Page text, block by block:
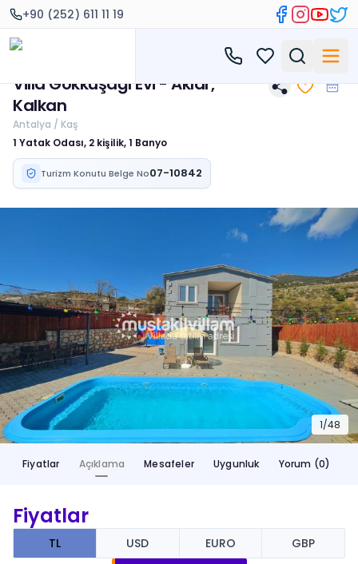
+90 (252) 611 11 19
Villa Gökkuşağı Evi - Aklar,
Kalkan
Antalya / Kaş
1 Yatak Odası, 2 kişilik, 1 Banyo
Turizm Konutu Belge No07-10842
1/48
Fiyatlar Açıklama Mesafeler Uygunluk Yorum (0)
Fiyatlar
TL USD EURO
GBP